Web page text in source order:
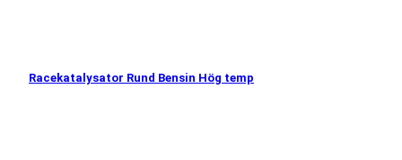
Racekatalysator Rund Bensin Hög temp